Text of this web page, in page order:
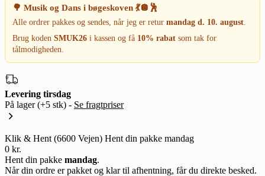
🌳 Musik og Dans i bøgeskoven 💃🪩🕺
Alle ordrer pakkes og sendes, når jeg er retur mandag d. 10. august
Brug koden SMUK26 i kassen og få 10% rabat som tak for
tålmodigheden.
Levering tirsdag
På lager(+5 stk) - Se fragtpriser
Klik & Hent (6600 Vejen) Hent din pakke mandag
0 kr.
Hent din pakke mandag.
Når din ordre er pakket og klar til afhentning, får du direkte besked.